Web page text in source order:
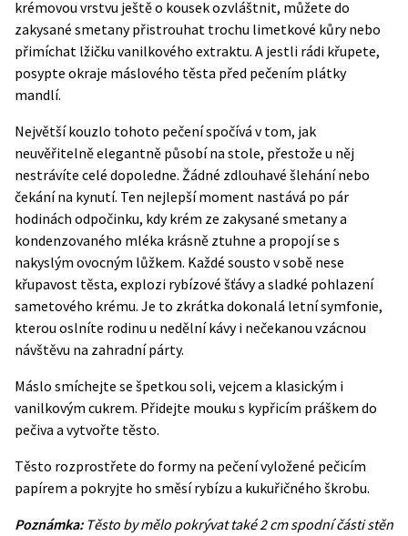
krémovou vrstvu ještě o kousek ozvláštnit, můžete do
zakysané smetany přistrouhat trochu limetkové kůry nebo
přimíchat lžičku vanilkového extraktu. A jestli rádi křupete,
posypte okraje máslového těsta před pečením plátky
mandlí.
Největší kouzlo tohoto pečení spočívá v tom, jak
neuvěřitelně elegantně působí na stole, přestože u něj
nestrávíte celé dopoledne. Žádné zdlouhavé šlehání nebo
čekání na kynutí. Ten nejlepší moment nastává po pár
hodinách odpočinku, kdy krém ze zakysané smetany a
kondenzovaného mléka krásně ztuhne a propojí se s
nakyslým ovocným lůžkem. Každé sousto v sobě nese
křupavost těsta, explozi rybízové šťávy a sladké pohlazení
sametového krému. Je to zkrátka dokonalá letní symfonie,
kterou oslníte rodinu u nedělní kávy i nečekanou vzácnou
návštěvu na zahradní párty.
Máslo smíchejte se špetkou soli, vejcem a klasickým i
vanilkovým cukrem. Přidejte mouku s kypřicím práškem do
pečiva a vytvořte těsto.
Těsto rozprostřete do formy na pečení vyložené pečicím
papírem a pokryjte ho směsí rybízu a kukuřičného škrobu.
Poznámka: Těsto by mělo pokrývat také 2 cm spodní části stěn